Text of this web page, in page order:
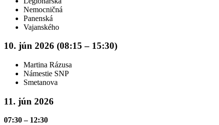
Nemocničná
Panenská
Vajanského
10. jún 2026 (08:15 – 15:30)
Martina Rázusa
Námestie SNP
Smetanova
11. jún 2026
07:30 – 12:30